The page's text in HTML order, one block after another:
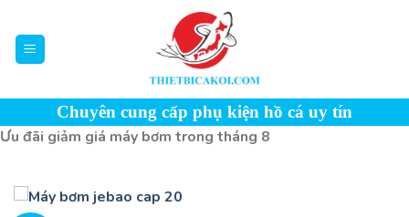
content
Chuyên cung cấp phụ kiện hồ cá uy tín
Ưu đãi giảm giá máy bơm trong tháng 8